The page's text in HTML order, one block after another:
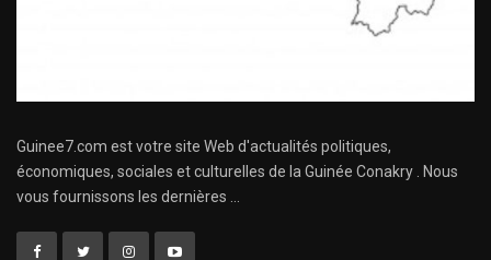
Guinee7.com est votre site Web d'actualités politiques,
économiques, sociales et culturelles de la Guinée Conakry . Nous
vous fournissons les dernières ...